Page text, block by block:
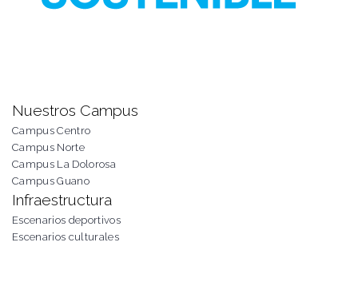
Nuestros Campus
Campus Centro
Campus Norte
Campus La Dolorosa
Campus Guano
Infraestructura
Escenarios deportivos
Escenarios culturales